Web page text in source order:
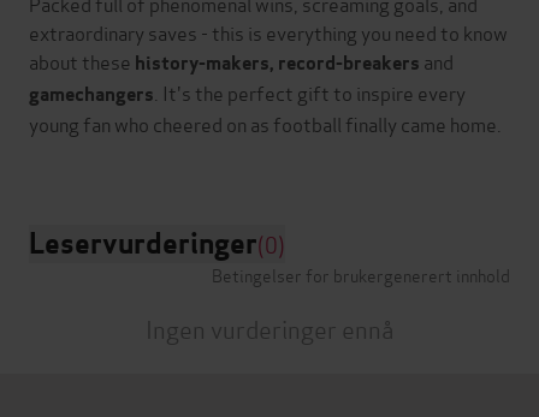
extraordinary saves - this is everything you need to know
about these history-makers, record-breakers and
gamechangers . It's the perfect gift to inspire every
young fan who cheered on as football finally came home.
Leservurderinger(0)
Betingelser for brukergenerert innhold
Ingen vurderinger ennå